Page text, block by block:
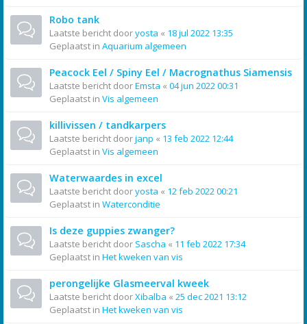
Robo tank
Laatste bericht dooryosta « 18 jul 2022 13:35
Geplaatst in Aquarium algemeen
Peacock Eel / Spiny Eel / Macrognathus Siamensis
Laatste bericht doorEmsta « 04 jun 2022 00:31
Geplaatst in Vis algemeen
killivissen / tandkarpers
Laatste bericht doorjanp « 13 feb 2022 12:44
Geplaatst in Vis algemeen
Waterwaardes in excel
Laatste bericht dooryosta « 12 feb 2022 00:21
Geplaatst in Waterconditie
Is deze guppies zwanger?
Laatste bericht door Sascha « 11 feb 2022 17:34
Geplaatst in Het kweken van vis
perongelijke Glasmeerval kweek
Laatste bericht doorXibalba « 25 dec 2021 13:12
Geplaatst in Het kweken van vis